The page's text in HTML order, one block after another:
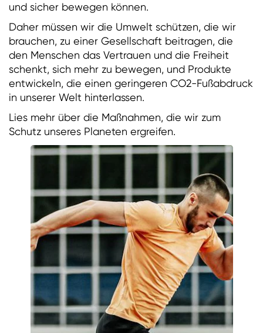
und sicher bewegen können.
Daher müssen wir die Umwelt schützen, die wir
brauchen, zu einer Gesellschaft beitragen, die
den Menschen das Vertrauen und die Freiheit
schenkt, sich mehr zu bewegen, und Produkte
entwickeln, die einen geringeren CO2-Fußabdruck
in unserer Welt hinterlassen.
Lies mehr über die Maßnahmen, die wir zum
Schutz unseres Planeten ergreifen.